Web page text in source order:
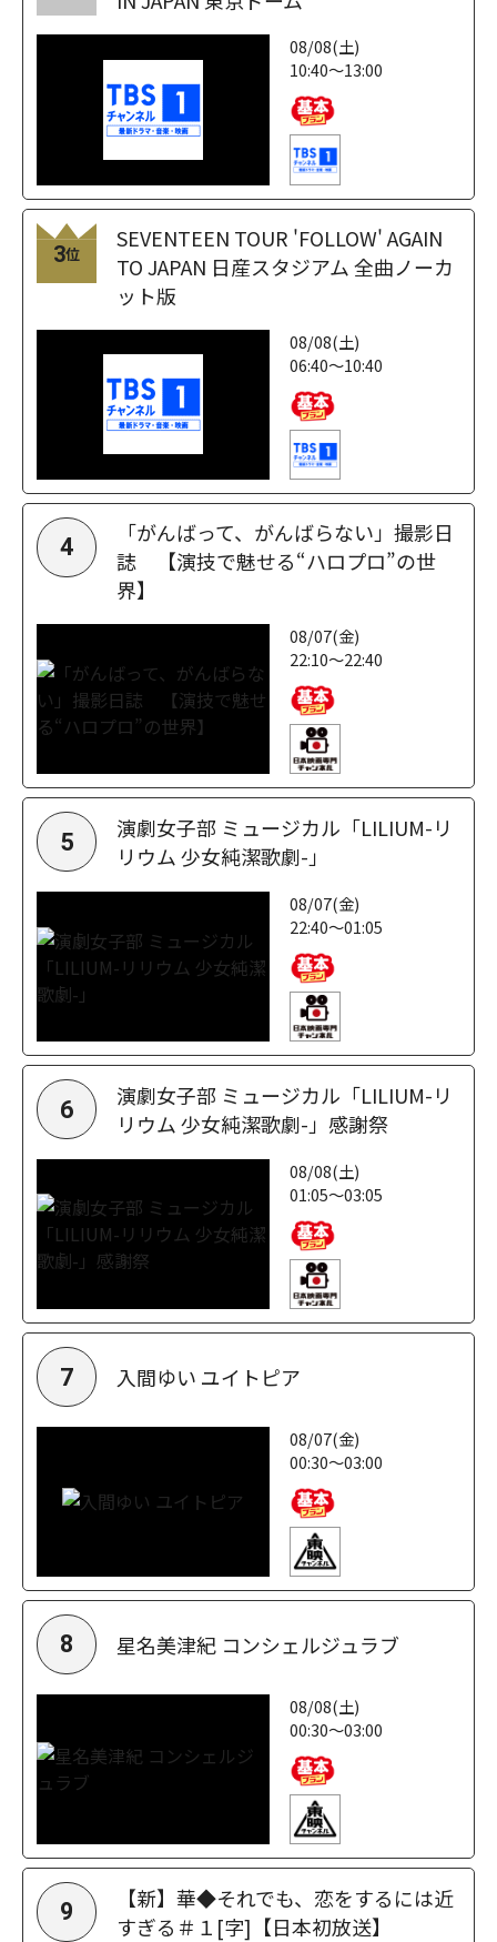
08/08(土)
10:40～13:00
3位
SEVENTEEN TOUR 'FOLLOW' AGAIN
TO JAPAN 日産スタジアム 全曲ノーカ
ット版
08/08(土)
06:40～10:40
4
「がんばって、がんばらない」撮影日
誌 【演技で魅せる“ハロプロ”の世
界】
08/07(金)
22:10～22:40
5
演劇女子部 ミュージカル「LILIUM-リ
リウム 少女純潔歌劇-」
08/07(金)
22:40～01:05
6
演劇女子部 ミュージカル「LILIUM-リ
リウム 少女純潔歌劇-」感謝祭
08/08(土)
01:05～03:05
7 入間ゆい ユイトピア
08/07(金)
00:30～03:00
8 星名美津紀 コンシェルジュラブ
08/08(土)
00:30～03:00
9
【新】華◆それでも、恋をするには近
すぎる＃１[字]【日本初放送】